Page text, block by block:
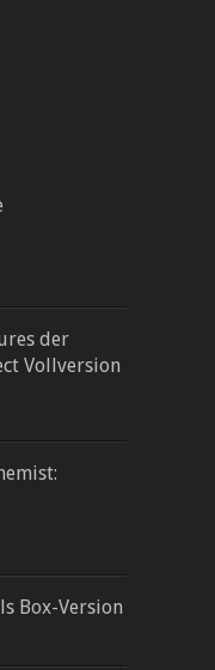
der
Vollversion
Box-Version